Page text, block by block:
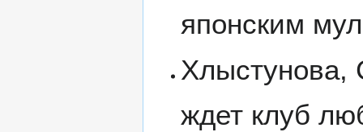
японским
Хлыстунова,
ждет клуб